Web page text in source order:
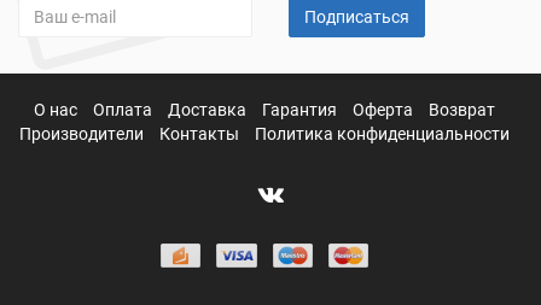
Подписаться
О нас Оплата Доставка Гарантия Оферта
Возврат
Производители
Контакты Политика конфиденциальности